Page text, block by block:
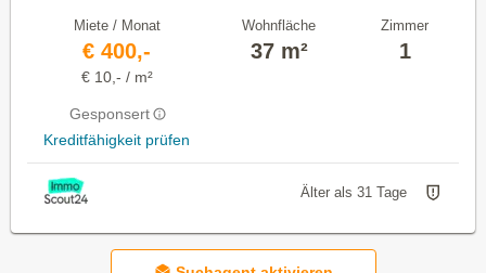
Miete / Monat
€ 400,-
€ 10,- / m²
Gesponsert
Kreditfähigkeit prüfen
Wohnfläche
37 m²
Zimmer
1
Älter als 31 Tage